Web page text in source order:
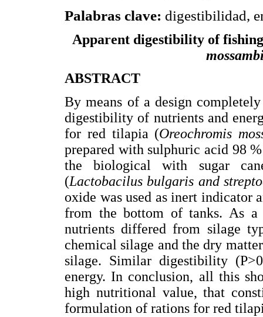
Palabras clave: digestibilidad,
Apparent digestibility of
ABSTRACT
By means of a design
digestibility of nutrients and
for red tilapia (Oreochromis
prepared with sulphuric acid 98
the biological with sugar
(Lactobacilus bulgaris and
oxide was used as inert indicator
from the bottom of tanks. As a
nutrients differed from silage
chemical silage and the dry
silage. Similar digestibility
energy. In conclusion, all this
high nutritional value, that
formulation of rations for red